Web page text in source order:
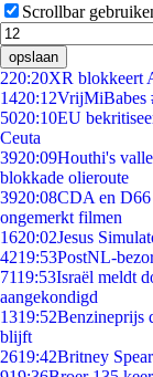
Scrollbar
opslaan
220:20XR blokkeert
1420:12VrijMiBabes
5020:10EU
Ceuta
3920:09Houthi's
blokkade olieroute
3920:08CDA en D66
ongemerkt filmen
1620:02Jesus
4219:53PostNL-
7119:53Israël meldt
aangekondigd
1319:52Benzineprijs
blijft
2619:42Britney